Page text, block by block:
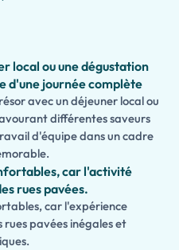
tout au long de la
visiteurs à mobilité
unramassage
privépeut être
sans encombre à votre
les passagers de
cette visite privée
de découvrir le meilleur
local ou une dégustation
d'une journée complète
avec un déjeuner local ou
différentes saveurs
d'équipe dans un cadre
car l'activité
rues pavées.
car l'expérience
pavées inégales et